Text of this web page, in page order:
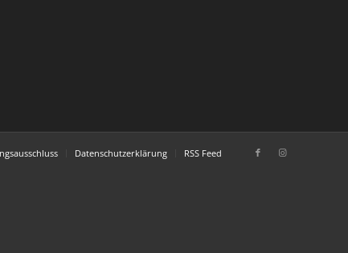
Datenschutzerklärung RSS Feed